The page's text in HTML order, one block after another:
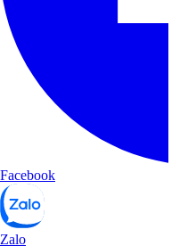
Facebook
Zalo